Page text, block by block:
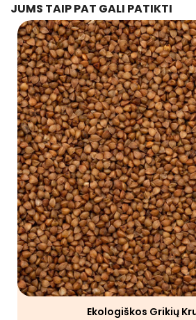
JUMS TAIP PAT GALI PATIKTI
Ekologiškos Grikių